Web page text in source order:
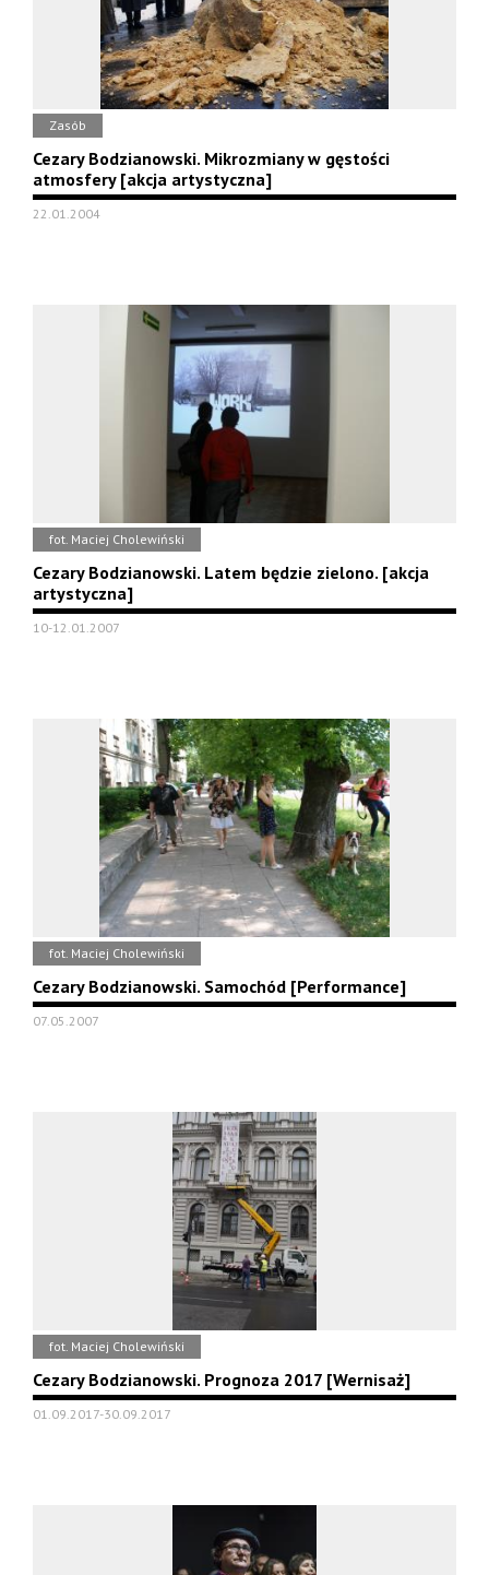
Zasób
Cezary Bodzianowski. Mikrozmiany w gęstości
atmosfery [akcja artystyczna]
22.01.2004
fot. Maciej Cholewiński
Cezary Bodzianowski. Latem będzie zielono. [akcja
artystyczna]
10-12.01.2007
fot. Maciej Cholewiński
Cezary Bodzianowski. Samochód [Performance]
07.05.2007
fot. Maciej Cholewiński
Cezary Bodzianowski. Prognoza 2017 [Wernisaż]
01.09.2017-30.09.2017